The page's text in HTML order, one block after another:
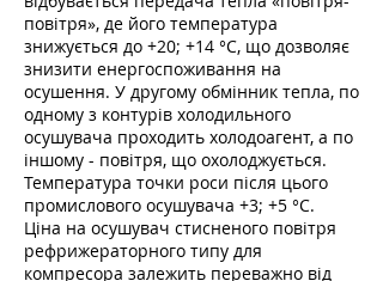
повітря», де його температура
знижується до +20; +14 °С, що дозволяє
знизити енергоспоживання на
осушення. У другому обмінник тепла, по
одному з контурів холодильного
осушувача проходить холодоагент, а по
іншому - повітря, що охолоджується.
Температура точки роси після цього
промислового осушувача +3; +5 °С.
Ціна на осушувач стисненого повітря
рефрижераторного типу для
компресора залежить переважно від